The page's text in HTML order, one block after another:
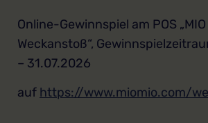
Online-Gewinnspiel am POS „MIO
Weckanstoß“,
– 31.07.2026
auf https://www.miomio.com/